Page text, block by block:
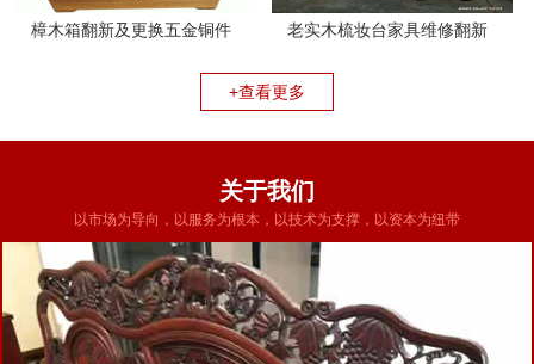
樟木箱翻新及更换五金铜件 老实木梳妆台家具维修翻新
+查看更多
关于我们
以市场为导向，以服务为根本，以技术为支撑，以资本为纽带